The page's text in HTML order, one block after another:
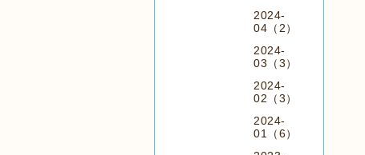
2024-
04（2）
2024-
03（3）
2024-
02（3）
2024-
01（6）